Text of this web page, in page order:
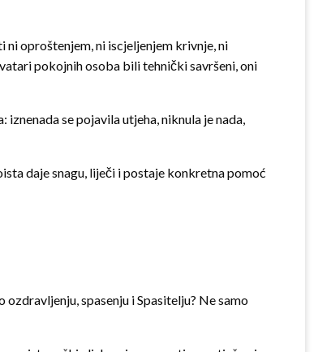
ni oproštenjem, ni iscjeljenjem krivnje, ni
pokojnih osoba bili tehnički savršeni, oni
se pojavila utjeha, niknula je nada,
daje snagu, liječi i postaje konkretna pomoć
spasenju i Spasitelju? Ne samo